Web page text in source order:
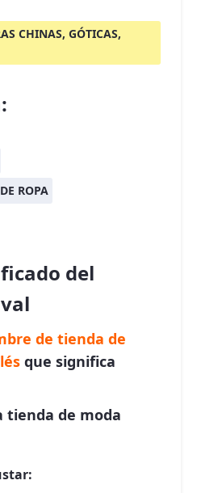
CHINAS, GÓTICAS,
ROPA
del
de tienda de
que significa
tienda de moda